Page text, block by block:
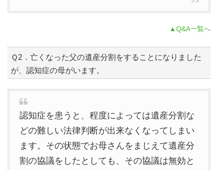
▲Q&A一覧へ
Ｑ2．亡くなった父の遺産分割をすることになりました
が、認知症の母がいます。
認知症を患うと、程度によっては遺産分割な
どの難しい法律判断が出来なくなってしまい
ます。その状態でお母さんをまじえて遺産分
割の協議をしたとしても、その協議は無効と